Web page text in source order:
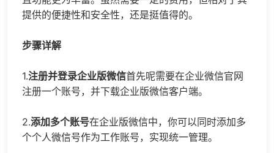
提供的便捷性和安全性，还是挺值得的。
步骤详解
1.注册并登录企业版微信首先呢需要在企业微信官网
注册一个账号，并下载企业版微信客户端。
2.添加多个账号在企业版微信中，你可以同时添加多
个个人微信号作为工作账号，实现统一管理。